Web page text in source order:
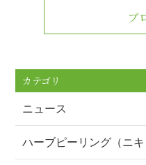
ブ
カテゴリ
ニュース
ハーブピーリング（ニ